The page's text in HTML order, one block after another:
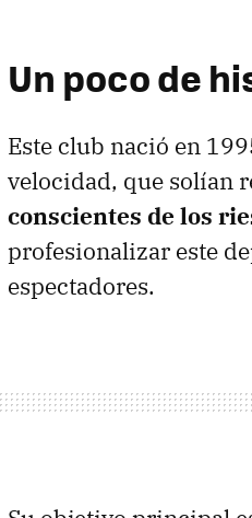
Un poco de
Este club nació en
velocidad, que solían
conscientes de los
profesionalizar este
espectadores.